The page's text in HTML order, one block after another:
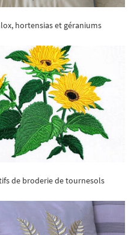
hortensias et géraniums
de broderie de tournesols